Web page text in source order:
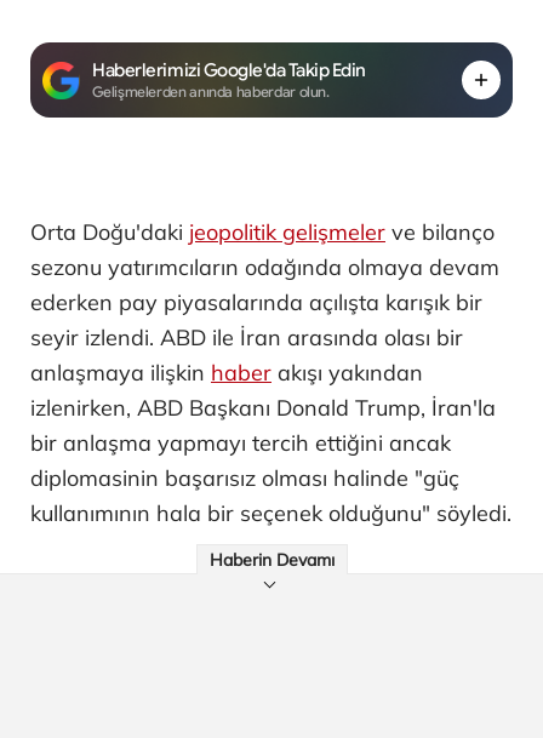
Haberlerimizi Google'da Takip Edin
Gelişmelerden anında haberdar olun.
Orta Doğu'daki jeopolitik gelişmeler ve bilanço
sezonu yatırımcıların odağında olmaya devam
ederken pay piyasalarında açılışta karışık bir
seyir izlendi. ABD ile İran arasında olası bir
anlaşmaya ilişkin haber akışı yakından
izlenirken, ABD Başkanı Donald Trump, İran'la
bir anlaşma yapmayı tercih ettiğini ancak
diplomasinin başarısız olması halinde "güç
kullanımının hala bir seçenek olduğunu" söyledi.
Haberin Devamı